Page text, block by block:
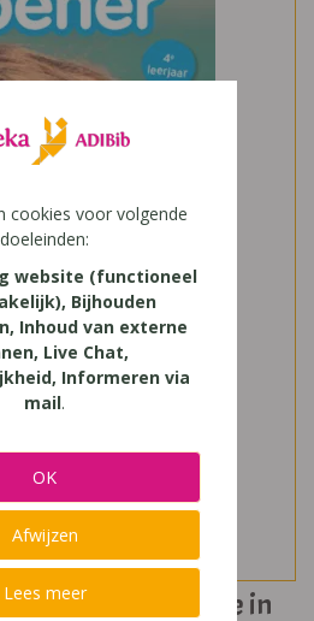
4 - Vakantie in
cookies voor volgende
doeleinden:
website (functioneel
Bijhouden
Inhoud van externe
Live Chat,
Informeren via
mail.
OK
Afwijzen
Lees meer